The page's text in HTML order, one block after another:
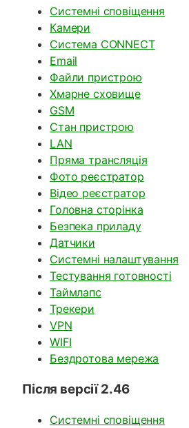
Системні сповіщення
Камери
Система CONNECT
Email
Файли пристрою
Хмарне сховище
GSM
Стан пристрою
LAN
Пряма трансляція
Фото реєстратор
Відео реєстратор
Головна сторінка
Безпека приладу
Датчики
Системні налаштування
Тестування готовності
Таймлапс
Трекери
VPN
WIFI
Бездротова мережа
Після версії 2.46
Системні сповіщення